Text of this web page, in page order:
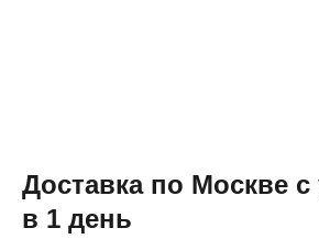
Доставка по Москве с
в 1 день